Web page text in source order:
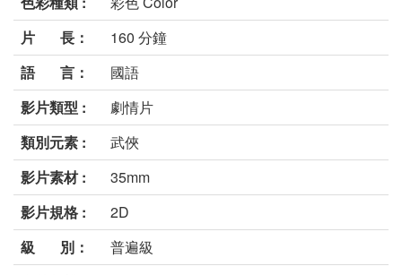
片 長：
160 分鐘
語 言：
國語
影片類型 :
劇情片
類別元素 :
武俠
影片素材 :
35mm
影片規格 :
2D
級 別：
普遍級